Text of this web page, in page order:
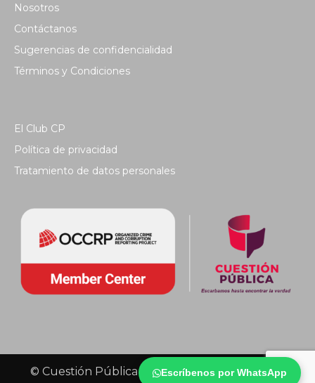
Escríbenos por WhatsApp
Nosotros
Contáctanos
Sugerencias de confidencialidad
Términos y Condiciones
El Club CP
Política de privacidad
Tratamiento de datos personales
© Cuestión Pública 2018 - Todos los derechos